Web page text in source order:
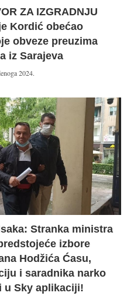
ZA IZGRADNJU
Kordić obećao
obveze preuzima
iz Sarajeva
2024.
Stranka ministra
izbore
Hodžića Ćasu,
i saradnika narko
u Sky aplikaciji!